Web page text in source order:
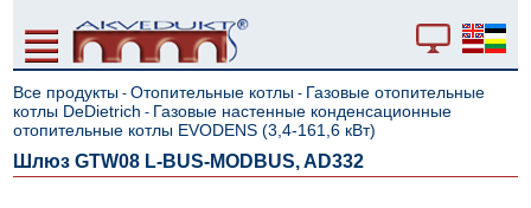
Все продукты -Отопительные котлы - Газовые отопительные
котлы DeDietrich - Газовые настенные конденсационные
отопительные котлы EVODENS (3,4-161,6 кВт)
Шлюз GTW08 L-BUS-MODBUS, AD332